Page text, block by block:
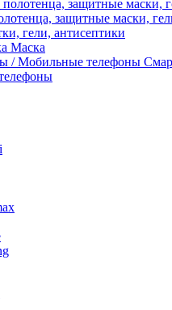
защитные маски,
гели, антисептики
Маска